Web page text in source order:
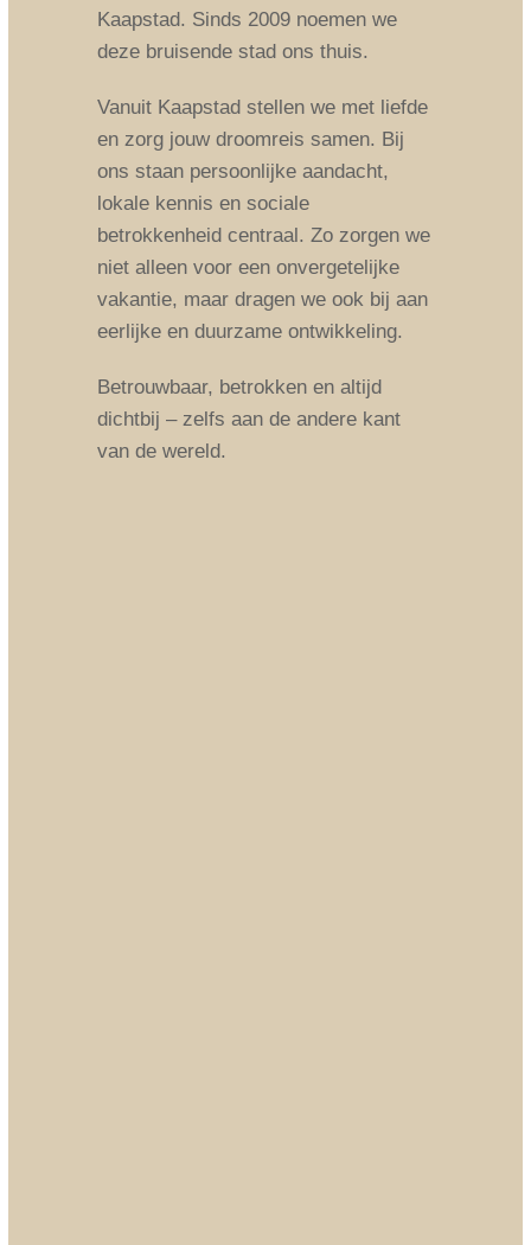
Kaapstad. Sinds 2009 noemen we
deze bruisende stad ons thuis.
Vanuit Kaapstad stellen we met liefde
en zorg jouw droomreis samen. Bij
ons staan persoonlijke aandacht,
lokale kennis en sociale
betrokkenheid centraal. Zo zorgen we
niet alleen voor een onvergetelijke
vakantie, maar dragen we ook bij aan
eerlijke en duurzame ontwikkeling.
Betrouwbaar, betrokken en altijd
dichtbij – zelfs aan de andere kant
van de wereld.